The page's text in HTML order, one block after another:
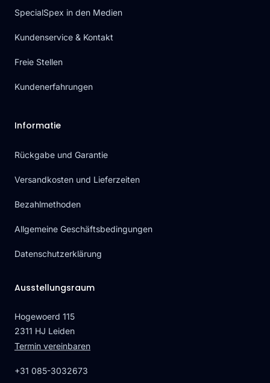
SpecialSpex in den Medien
Kundenservice & Kontakt
Freie Stellen
Kundenerfahrungen
Informatie
Rückgabe und Garantie
Versandkosten und Lieferzeiten
Bezahlmethoden
Allgemeine Geschäftsbedingungen
Datenschutzerklärung
Ausstellungsraum
Hogewoerd 115
2311 HJ Leiden
Termin vereinbaren
+31 085-3032673